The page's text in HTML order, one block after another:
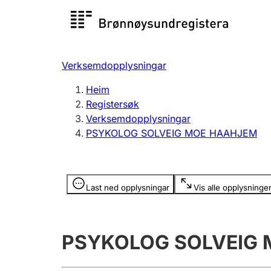
Registersøk
Registrere, endre, slette
Verksemdopplysningar
Heim
Registersøk
Verksemdopplysningar
PSYKOLOG SOLVEIG MOE HAAHJEM
Last ned opplysningar Vis alle opplysninger
Opplysninger er skjult
PSYKOLOG SOLVEIG